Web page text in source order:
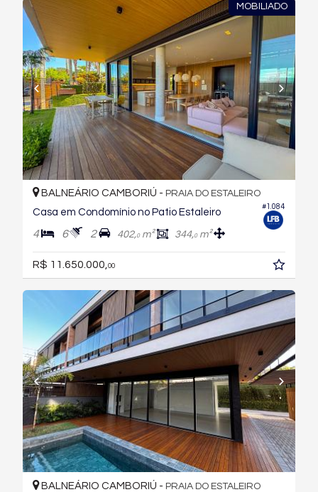
MOBILIADO
#1.084
BALNEÁRIO CAMBORIÚ - PRAIA DO ESTALEIRO
Casa em Condomínio no Patio Estaleiro
4 6 2 402,0m² 344,0m²
R$ 11.650.000,00
BALNEÁRIO CAMBORIÚ - PRAIA DO ESTALEIRO